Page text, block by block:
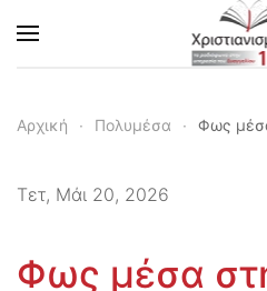
Skip to main content
Αρχική Πολυμέσα Φως
Τετ, Μάι 20, 2026
Φως μέσα